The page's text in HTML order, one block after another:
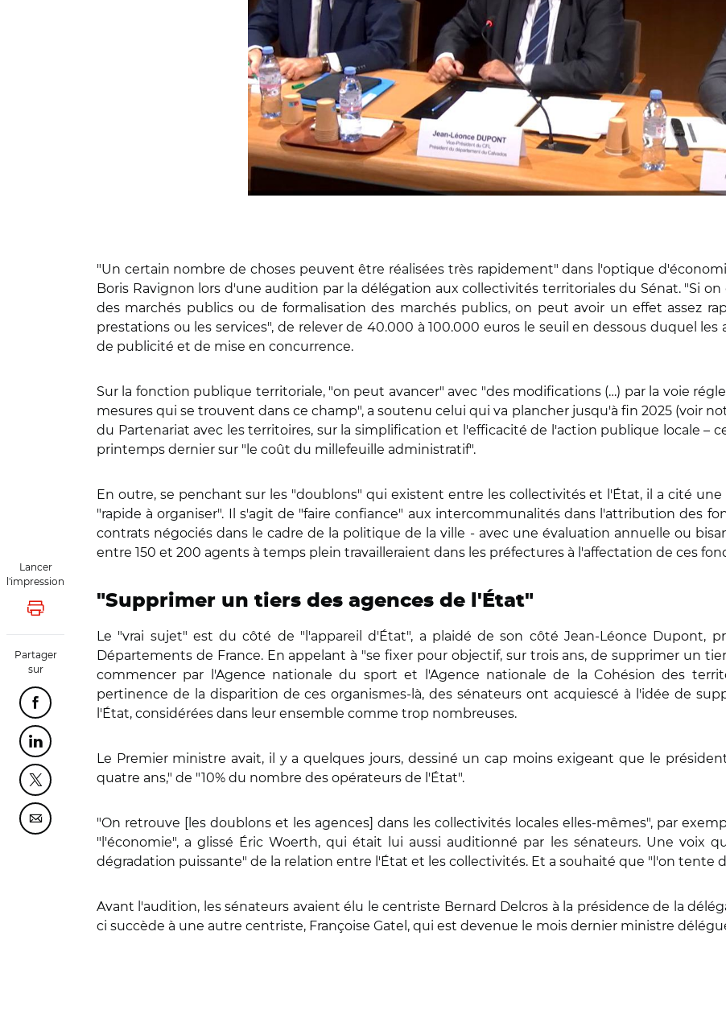
Lancer
l'impression
Lancer l'impression
Partager
sur
Partager cette page sur Facebook
Partager cette page sur Linkedin
Partager cette page sur Twitter
Partager cette page sur Courriel
"Un certain nombre de choses peuvent être réalisées très rapidement" dans l'optique
Boris Ravignon lors d'une audition par la délégation aux collectivités territoriales du Sénat. "Si
des marchés publics ou de formalisation des marchés publics, on peut avoir un effet assez
prestations ou les services", de relever de 40.000 à 100.000 euros le seuil en dessous duquel
de publicité et de mise en concurrence.
Sur la fonction publique territoriale, "on peut avancer" avec "des modifications (…) par la voie
mesures qui se trouvent dans ce champ", a soutenu celui qui va plancher jusqu'à fin 2025 (voir
du Partenariat avec les territoires, sur la simplification et l'efficacité de l'action publique locale –
printemps dernier sur "le coût du millefeuille administratif".
En outre, se penchant sur les "doublons" qui existent entre les collectivités et l'État, il a cité
"rapide à organiser". Il s'agit de "faire confiance" aux intercommunalités dans l'attribution des
contrats négociés dans le cadre de la politique de la ville - avec une évaluation annuelle ou
entre 150 et 200 agents à temps plein travailleraient dans les préfectures à l'affectation de ces
"Supprimer un tiers des agences de l'État"
Le "vrai sujet" est du côté de "l'appareil d'État", a plaidé de son côté Jean-Léonce Dupont,
Départements de France. En appelant à "se fixer pour objectif, sur trois ans, de supprimer un
commencer par l'Agence nationale du sport et l'Agence nationale de la Cohésion des
pertinence de la disparition de ces organismes-là, des sénateurs ont acquiescé à l'idée de
l'État, considérées dans leur ensemble comme trop nombreuses.
Le Premier ministre avait, il y a quelques jours, dessiné un cap moins exigeant que le
quatre ans," de "10% du nombre des opérateurs de l'État".
"On retrouve [les doublons et les agences] dans les collectivités locales elles-mêmes", par
"l'économie", a glissé Éric Woerth, qui était lui aussi auditionné par les sénateurs. Une voix
dégradation puissante" de la relation entre l'État et les collectivités. Et a souhaité que "l'on tente
Avant l'audition, les sénateurs avaient élu le centriste Bernard Delcros à la présidence de la
ci succède à une autre centriste, Françoise Gatel, qui est devenue le mois dernier ministre